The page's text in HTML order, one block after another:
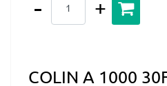
COLIN A 1000